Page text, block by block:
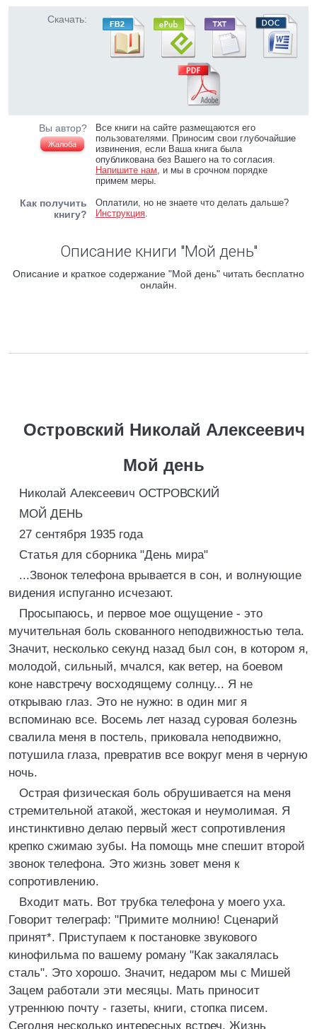
Скачать:
Вы автор?
Жалоба
Все книги на сайте размещаются его
пользователями. Приносим свои глубочайшие
извинения, если Ваша книга была
опубликована без Вашего на то согласия.
Напишите нам, и мы в срочном порядке
примем меры.
Как получить
книгу?
Оплатили, но не знаете что делать дальше?
Инструкция.
Описание книги "Мой день"
Описание и краткое содержание "Мой день" читать бесплатно
онлайн.
Островский Николай Алексеевич
Мой день
Николай Алексеевич ОСТРОВСКИЙ
МОЙ ДЕНЬ
27 сентября 1935 года
Статья для сборника "День мира"
...Звонок телефона врывается в сон, и волнующие
видения испуганно исчезают.
Просыпаюсь, и первое мое ощущение - это
мучительная боль скованного неподвижностью тела.
Значит, несколько секунд назад был сон, в котором я,
молодой, сильный, мчался, как ветер, на боевом
коне навстречу восходящему солнцу... Я не
открываю глаз. Это не нужно: в один миг я
вспоминаю все. Восемь лет назад суровая болезнь
свалила меня в постель, приковала неподвижно,
потушила глаза, превратив все вокруг меня в черную
ночь.
Острая физическая боль обрушивается на меня
стремительной атакой, жестокая и неумолимая. Я
инстинктивно делаю первый жест сопротивления
крепко сжимаю зубы. На помощь мне спешит второй
звонок телефона. Это жизнь зовет меня к
сопротивлению.
Входит мать. Вот трубка телефона у моего уха.
Говорит телеграф: "Примите молнию! Сценарий
принят*. Приступаем к постановке звукового
кинофильма по вашему роману "Как закалялась
сталь". Это хорошо. Значит, недаром мы с Мишей
Зацем работали эти месяцы. Мать приносит
утреннюю почту - газеты, книги, стопка писем.
Сегодня несколько интересных встреч. Жизнь